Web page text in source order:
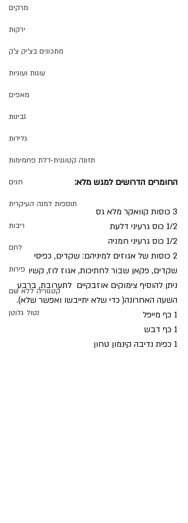
מרקים
ירקות
מתכונים בצ'יק צ'ק
עוגות ועוגיות
מאפים
גבינות
גלידות
תזונה קטוגנית-דלת פחמימות
חגים
תוספות למנה העיקרית
ריבות
לחם
פירות
קטגוריה ללא שם
נטול גלוטן
החומרים הדרושים למגש מלא:
3 כוסות קוואקר מלא גס
1/2 כוס גרעיני דלעת
1/2 כוס גרעיני חמניה
2 כוסות של אגוזים למיניהם: שקדים, כפיסי
שקדים, פקאן שבור לחתיכות, אגוז לוז, קשיו
ניתן להוסיף צימוקים אוזבקיים  לתערובת, ברבע
השעה האחרונה( כדי שלא יתייבשו ואפשר שלא).
1 כף מייפל
1 כף דבש
1 כפית נדיבה קינמון טחון